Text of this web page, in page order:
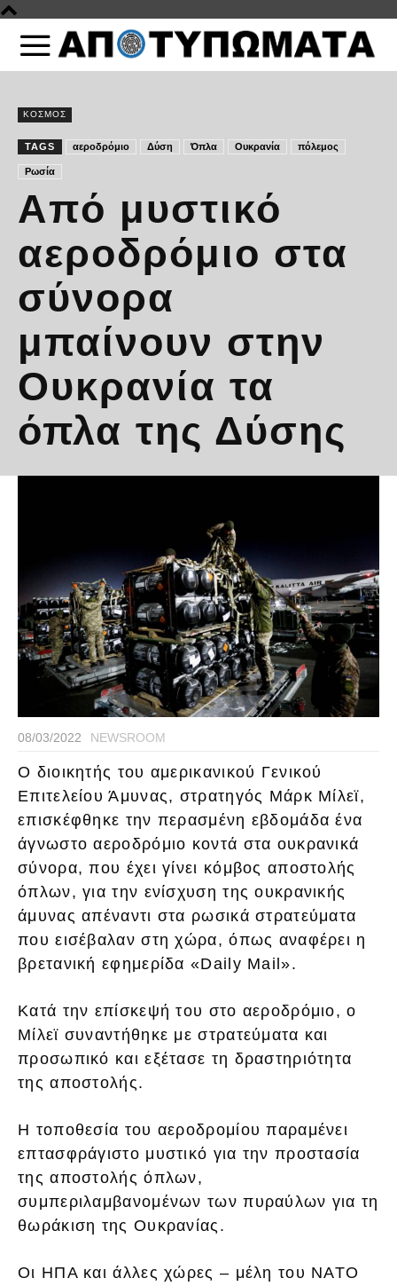
ΚΟΣΜΟΣ
TAGS αεροδρόμιο Δύση Όπλα Ουκρανία πόλεμος
Ρωσία
Από μυστικό
αεροδρόμιο στα
σύνορα
μπαίνουν στην
Ουκρανία τα
όπλα της Δύσης
08/03/2022 NEWSROOM
Ο διοικητής του αμερικανικού Γενικού
Επιτελείου Άμυνας, στρατηγός Μάρκ Μίλεϊ,
επισκέφθηκε την περασμένη εβδομάδα ένα
άγνωστο αεροδρόμιο κοντά στα ουκρανικά
σύνορα, που έχει γίνει κόμβος αποστολής
όπλων, για την ενίσχυση της ουκρανικής
άμυνας απέναντι στα ρωσικά στρατεύματα
που εισέβαλαν στη χώρα, όπως αναφέρει η
βρετανική εφημερίδα «Daily Mail».
Κατά την επίσκεψή του στο αεροδρόμιο, ο
Μίλεϊ συναντήθηκε με στρατεύματα και
προσωπικό και εξέτασε τη δραστηριότητα
της αποστολής.
Η τοποθεσία του αεροδρομίου παραμένει
επτασφράγιστο μυστικό για την προστασία
της αποστολής όπλων,
συμπεριλαμβανομένων των πυραύλων για τη
θωράκιση της Ουκρανίας.
Οι ΗΠΑ και άλλες χώρες – μέλη του ΝΑΤΟ